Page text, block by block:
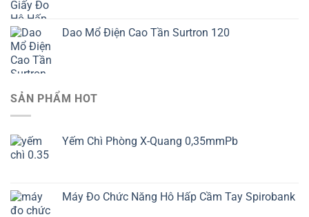
Dao Mổ Điện Cao Tần Surtron 120
SẢN PHẨM HOT
Yếm Chì Phòng X-Quang 0,35mmPb
Máy Đo Chức Năng Hô Hấp Cầm Tay Spirobank